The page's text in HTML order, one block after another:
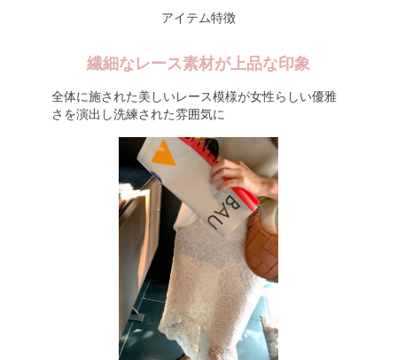
アイテム特徴
繊細なレース素材が上品な印象
全体に施された美しいレース模様が女性らしい優雅
さを演出し洗練された雰囲気に